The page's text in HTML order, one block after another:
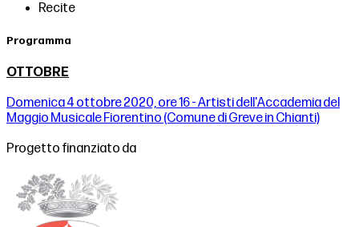
Recite
Programma
OTTOBRE
Domenica 4 ottobre 2020, ore 16 - Artisti dell'Accademia del
Maggio Musicale Fiorentino (Comune di Greve in Chianti)
Progetto finanziato da